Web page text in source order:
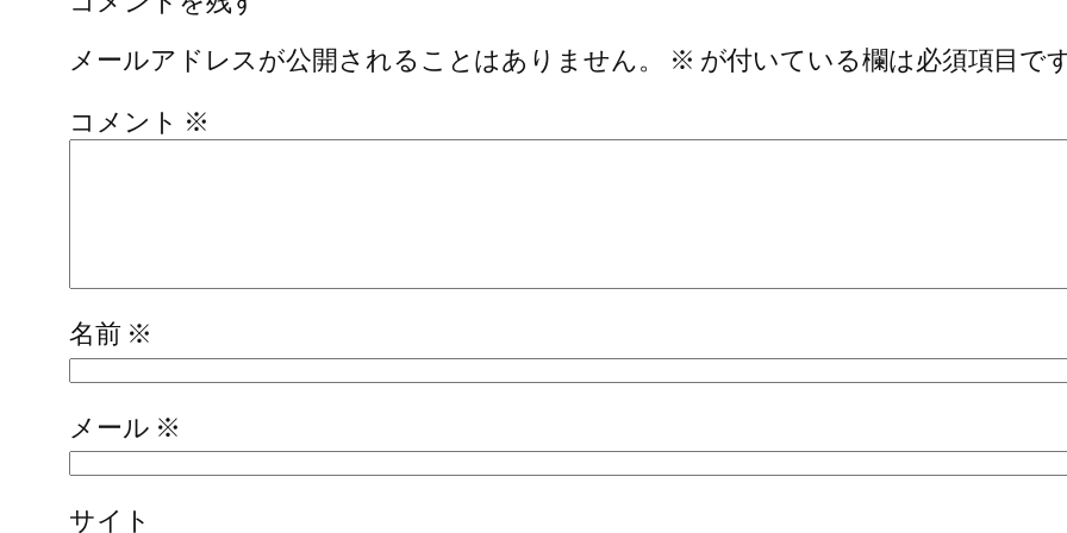
メールアドレスが公開されることはありません。
※ が付いている欄は必須項目で
コメント ※
名前 ※
メール ※
サイト